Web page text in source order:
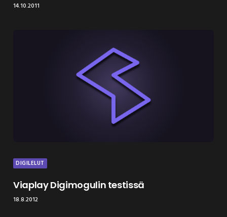
14.10.2011
DIGILELUT
Viaplay Digimogulin testissä
18.8.2012